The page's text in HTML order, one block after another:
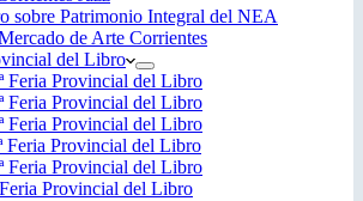
sobre Patrimonio Integral del NEA
de Arte Corrientes
del Libro
Feria Provincial del Libro
Feria Provincial del Libro
Feria Provincial del Libro
Feria Provincial del Libro
Feria Provincial del Libro
Feria Provincial del Libro